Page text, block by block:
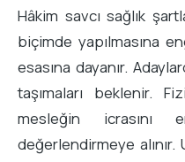
Hâkim savcı sağlık
biçimde yapılmasına
esasına dayanır.
taşımaları beklenir.
mesleğin icrasını
değerlendirmeye